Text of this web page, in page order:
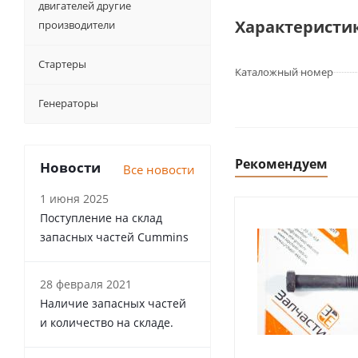
Каталожный номер
Рекомендуем
двигателей другие
производители
Стартеры
Генераторы
Новости Все новости
1 июня 2025
Поступление на склад
запасных частей Cummins
28 февраля 2021
Наличие запасных частей
и количество на складе.